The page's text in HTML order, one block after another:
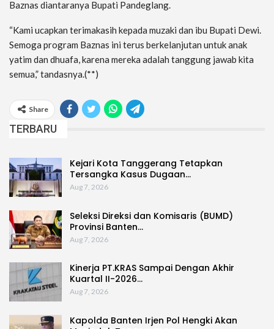
Baznas diantaranya Bupati Pandeglang.
“Kami ucapkan terimakasih kepada muzaki dan ibu Bupati Dewi.
Semoga program Baznas ini terus berkelanjutan untuk anak
yatim dan dhuafa, karena mereka adalah tanggung jawab kita
semua,” tandasnya.(**)
Share
TERBARU
Kejari Kota Tanggerang Tetapkan
Tersangka Kasus Dugaan…
Aug 7, 2026
Seleksi Direksi dan Komisaris (BUMD)
Provinsi Banten…
Aug 7, 2026
Kinerja PT.KRAS Sampai Dengan Akhir
Kuartal II-2026…
Aug 7, 2026
Kapolda Banten Irjen Pol Hengki Akan